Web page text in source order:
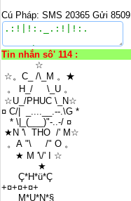
Cú Pháp: SMS 20365 Gửi 8509
Tin nhắn sô' 114 :
☆
☆。C_ /\_M 。★
。 H_/ \_U 。
☆U_/PHUC \_N☆
¤ C/| _....__.--.\G *
* \|_(___)"-..-/ ¤
★N '\ THO /' M☆
。A "\ /" O 。
★ M '\/' I ☆
★
Ç*H*ü*Ç
+¤+¤+¤+
M*U*N*§